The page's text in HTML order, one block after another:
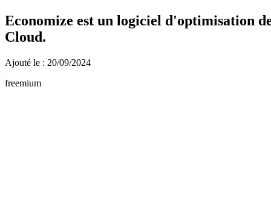
Economize est un logiciel d'optimisation
Cloud.
Ajouté le : 20/09/2024
freemium